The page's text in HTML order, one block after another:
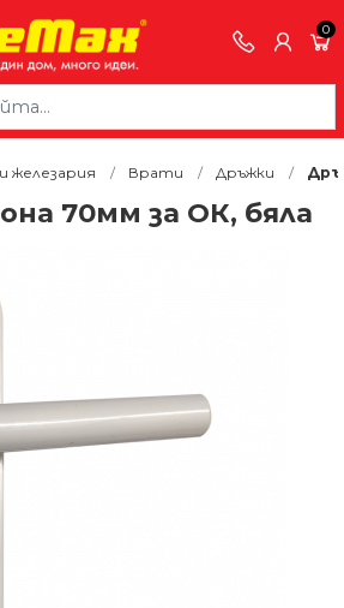
0
Врати Дръжки
70мм за ОК, бяла